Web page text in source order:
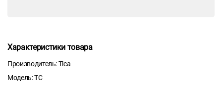
Характеристики товара
Производитель: Tica
Модель: TC